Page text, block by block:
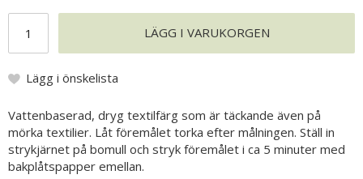
LÄGG I VARUKORGEN
Lägg i önskelista
Vattenbaserad, dryg textilfärg som är täckande även på
mörka textilier. Låt föremålet torka efter målningen. Ställ in
strykjärnet på bomull och stryk föremålet i ca 5 minuter med
bakplåtspapper emellan.